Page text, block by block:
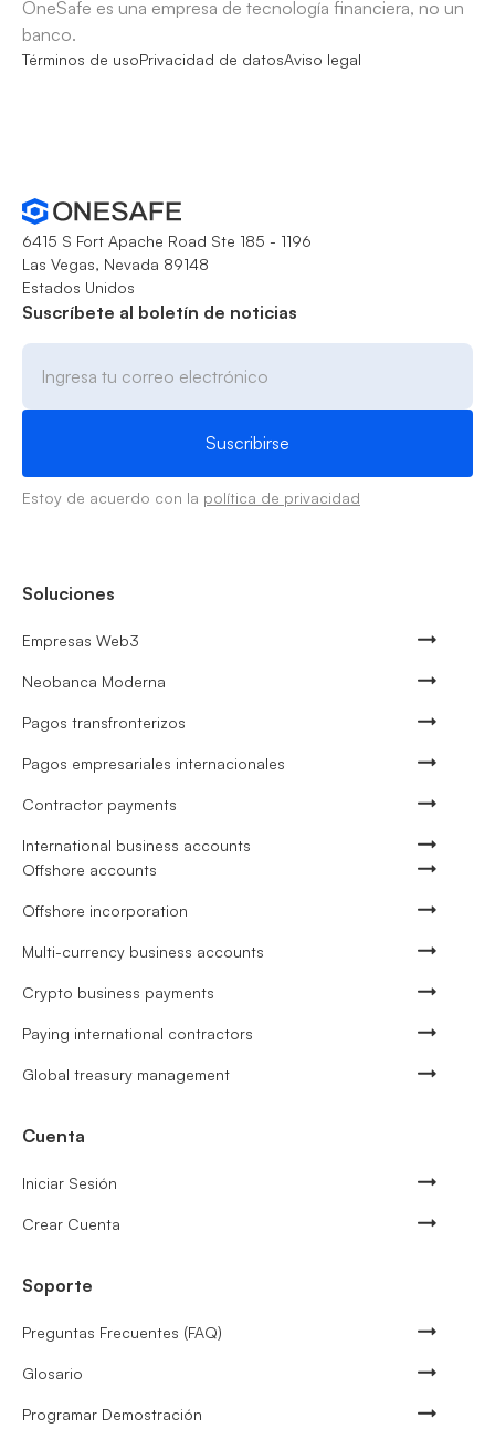
OneSafe es una empresa de tecnología financiera, no un
banco.
Términos de usoPrivacidad de datosAviso legal
6415 S Fort Apache Road Ste 185 - 1196
Las Vegas, Nevada 89148
Estados Unidos
Suscríbete al boletín de noticias
Estoy de acuerdo con la política de privacidad
Soluciones
Empresas Web3
Neobanca Moderna
Pagos transfronterizos
Pagos empresariales internacionales
Contractor payments
International business accounts
Offshore accounts
Offshore incorporation
Multi-currency business accounts
Crypto business payments
Paying international contractors
Global treasury management
Cuenta
Iniciar Sesión
Crear Cuenta
Soporte
Preguntas Frecuentes (FAQ)
Glosario
Programar Demostración